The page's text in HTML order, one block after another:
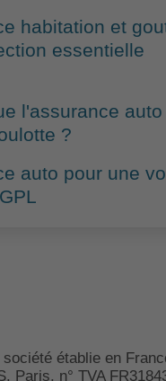
habitation et
essentielle
l'assurance
?
auto pour une
établie en
Paris, n° TVA